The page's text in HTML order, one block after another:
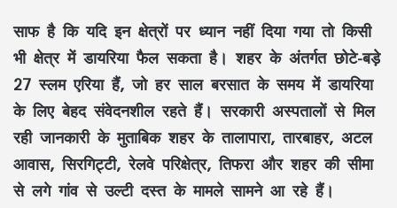
साफ है कि यदि इन क्षेत्रों पर ध्यान नहीं दिया गया तो किसी
भी क्षेत्र में डायरिया फैल सकता है। शहर के अंतर्गत छोटे-बड़े
27 स्लम एरिया हैं, जो हर साल बरसात के समय में डायरिया
के लिए बेहद संवेदनशील रहते हैं। सरकारी अस्पतालों से मिल
रही जानकारी के मुताबिक शहर के तालापारा, तारबाहर, अटल
आवास, सिरगिट्टी, रेलवे परिक्षेत्र, तिफरा और शहर की सीमा
से लगे गांव से उल्टी दस्त के मामले सामने आ रहे हैं।